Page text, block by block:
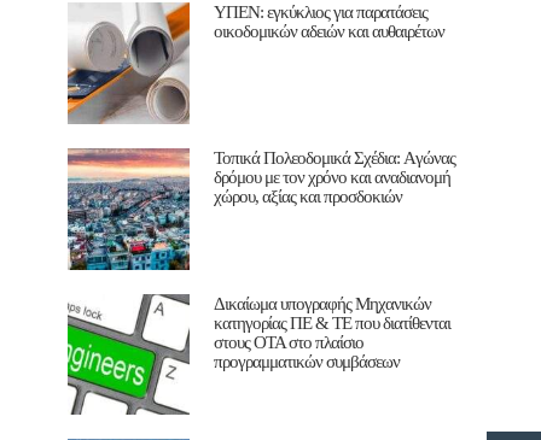
ΥΠΕΝ: εγκύκλιος για παρατάσεις
οικοδομικών αδειών και αυθαιρέτων
Τοπικά Πολεοδομικά Σχέδια: Aγώνας
δρόμου με τον χρόνο και αναδιανομή
χώρου, αξίας και προσδοκιών
Δικαίωμα υπογραφής Μηχανικών
κατηγορίας ΠΕ & ΤΕ που διατίθενται
στους ΟΤΑ στο πλαίσιο
προγραμματικών συμβάσεων